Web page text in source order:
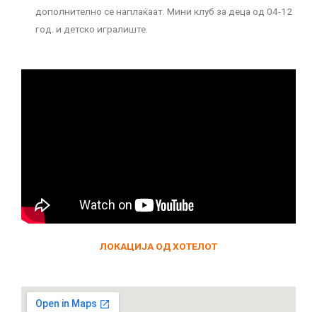
дополнително се наплаќаат. Мини клуб за деца од 04-12
год. и детско игралиште.
ЛОКАЦИЈА ОД ХОТЕЛОТ